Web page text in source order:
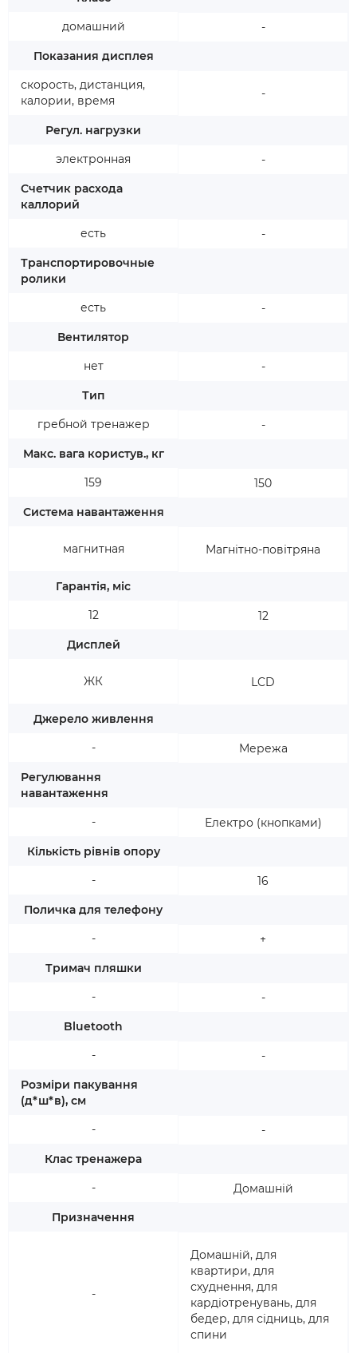
домашний
Показания дисплея
скорость, дистанция,
калории, время
Регул. нагрузки
электронная
Счетчик расхода
каллорий
есть
Транспортировочные
ролики
есть
Вентилятор
нет
Тип
гребной тренажер
Макс. вага користув., кг
159
Система навантаження
магнитная
Гарантія, міс
12
Дисплей
ЖК
Джерело живлення
-
Регулювання
навантаження
-
Кількість рівнів опору
-
Поличка для телефону
-
Тримач пляшки
-
Bluetooth
-
Розміри пакування
(д*ш*в), см
-
Клас тренажера
-
Призначення
-
-
-
-
-
-
-
-
150
Магнітно-повітряна
12
LCD
Мережа
Електро (кнопками)
16
+
-
-
-
Домашній
Домашній, для
квартири, для
схуднення, для
кардіотренувань, для
бедер, для сідниць, для
спини